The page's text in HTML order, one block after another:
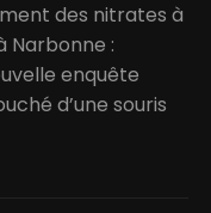
des nitrates à
Narbonne :
enquête
d’une souris